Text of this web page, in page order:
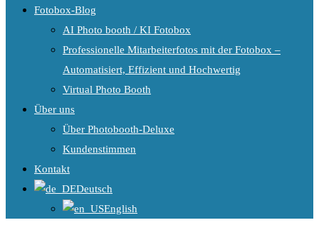
Fotobox-Blog
AI Photo booth / KI Fotobox
Professionelle Mitarbeiterfotos mit der Fotobox –
Automatisiert, Effizient und Hochwertig
Virtual Photo Booth
Über uns
Über Photobooth-Deluxe
Kundenstimmen
Kontakt
Deutsch
English